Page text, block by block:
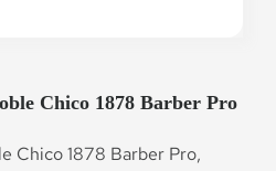
Chico 1878 Barber Pro
Chico 1878 Barber Pro,